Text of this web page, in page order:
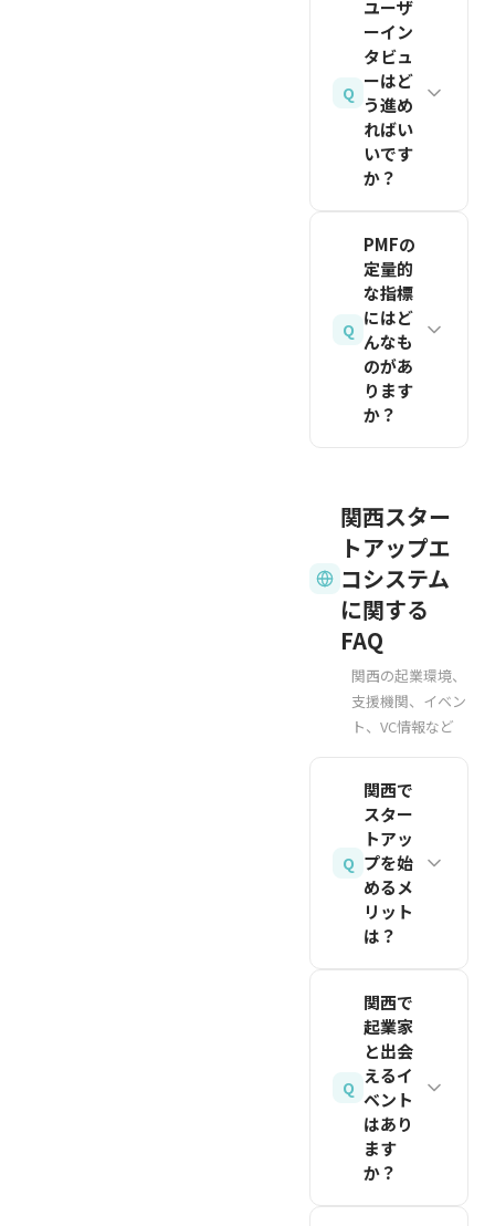
ず確認し
ておきま
しょう。
関連記事
を読む
会議所や
自治体の
創業相談
窓口、行
政書士へ
の相談が
確実で
関連記事
を読む
ロダクト
が使えな
くなった
ら非常に
困ります
か？」と
質問し、
が「は
い」と回
答すれば
PMFの
兆候とさ
れていま
す。加え
口コミ流
入・顧客
からの機
能要望増
加なども
重要なシ
グナルで
す。
仮説を素
早くテス
トしま
す。初期
段階では
スケーラ
少数の熱
狂的なユ
ーザーを
獲得する
ことに集
中してく
る」より
「10人
に愛され
る」プロ
ダクトを
目指すこ
とが重要
です。
を読む
月の仮説
検証を経
ても顧客
の課題解
決に至ら
ない場合
で想定と
異なるニ
ーズが繰
り返し発
見される
場合は、
ングで
す。ただ
し方向転
換と諦め
は異なり
ます。こ
れまでの
学びを活
略的な転
換を行い
ましょ
う。
関連記事
Q
ユーザ
ーイン
タビュ
ーはど
う進め
ればい
いです
か？
トユーザ
ーに対し
て、現状
の課題・
既存の解
決策・理
分の対話
型インタ
ビューが
基本で
す。「こ
んなプロ
ダクトが
あったら
か？」と
いう誘導
的な質問
ではな
く、過去
の具体的
掘り下げ
る質問が
有効で
す。最低
10人以
上にイン
タビュー
Q
PMFの
定量的
な指標
にはど
んなも
のがあ
ります
か？
は、月間
継続率
（リテン
ション）
40%以
上、
NPS（Net
Promoter
40以
上、月間
売上成長
率15%以
上などが
あります
年8月時
点の目
安）。た
だしこれ
らは業界
やビジネ
スモデル
関西スター
トアップエ
コシステム
に関する
FAQ
関西の起業環境、
支援機関、イベン
ト、VC情報など
Q
関西で
スター
トアッ
プを始
めるメ
リット
は？
京都大
学・大阪
大学をは
じめとす
る研究機
関、もの
Q
関西で
起業家
と出会
えるイ
ベント
はあり
ます
か？